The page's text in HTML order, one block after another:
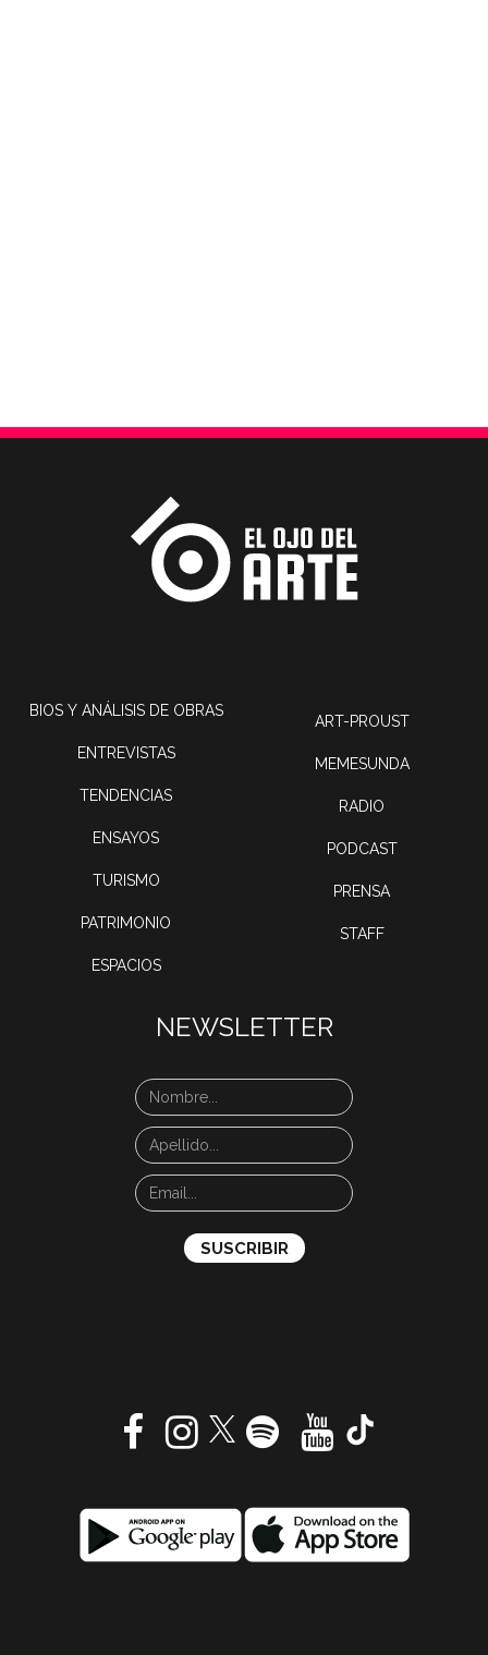
BIOS Y ANÁLISIS DE OBRAS
ENTREVISTAS
TENDENCIAS
ENSAYOS
TURISMO
PATRIMONIO
ESPACIOS
ART-PROUST
MEMESUNDA
RADIO
PODCAST
PRENSA
STAFF
NEWSLETTER